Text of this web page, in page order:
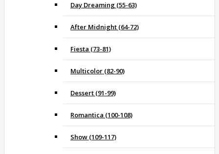
Day Dreaming (55-63)
After Midnight (64-72)
Fiesta (73-81)
Multicolor (82-90)
Dessert (91-99)
Romantica (100-108)
Show (109-117)